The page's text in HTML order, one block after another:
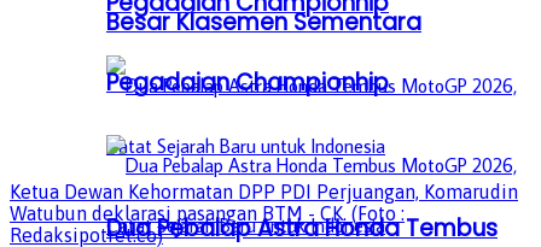
Dua Pebalap Astra Honda Tembus
Besar Klasemen Sementara
Pegadaian Championhip
Ketua Dewan Kehormatan DPP PDI Perjuangan, Komarudin
Watubun deklarasi pasangan BTM - CK. (Foto :
Redaksipotret.co)